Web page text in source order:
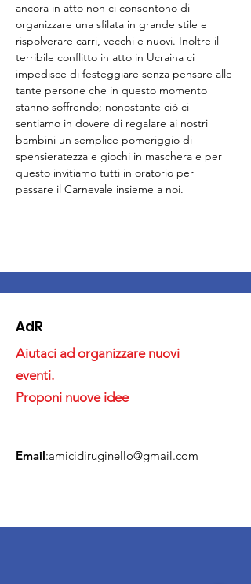
ancora in atto non ci consentono di
organizzare una sfilata in grande stile e
rispolverare carri, vecchi e nuovi. Inoltre il
terribile conflitto in atto in Ucraina ci
impedisce di festeggiare senza pensare alle
tante persone che in questo momento
stanno soffrendo; nonostante ciò ci
sentiamo in dovere di regalare ai nostri
bambini un semplice pomeriggio di
spensieratezza e giochi in maschera e per
questo invitiamo tutti in oratorio per
passare il Carnevale insieme a noi.
AdR
Aiutaci ad organizzare nuovi
eventi.
Proponi nuove idee
Email:amicidiruginello@gmail.com